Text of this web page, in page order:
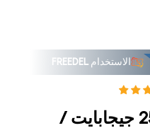
الاستخدام FREEDEL
ابل ايفون 16 بلس - 256 جيجابايت /